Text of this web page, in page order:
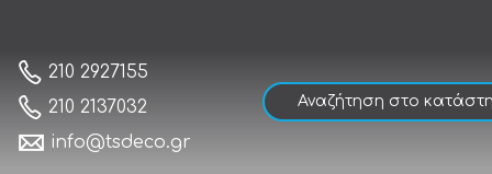
210 2927155
210 2137032
info@tsdeco.gr